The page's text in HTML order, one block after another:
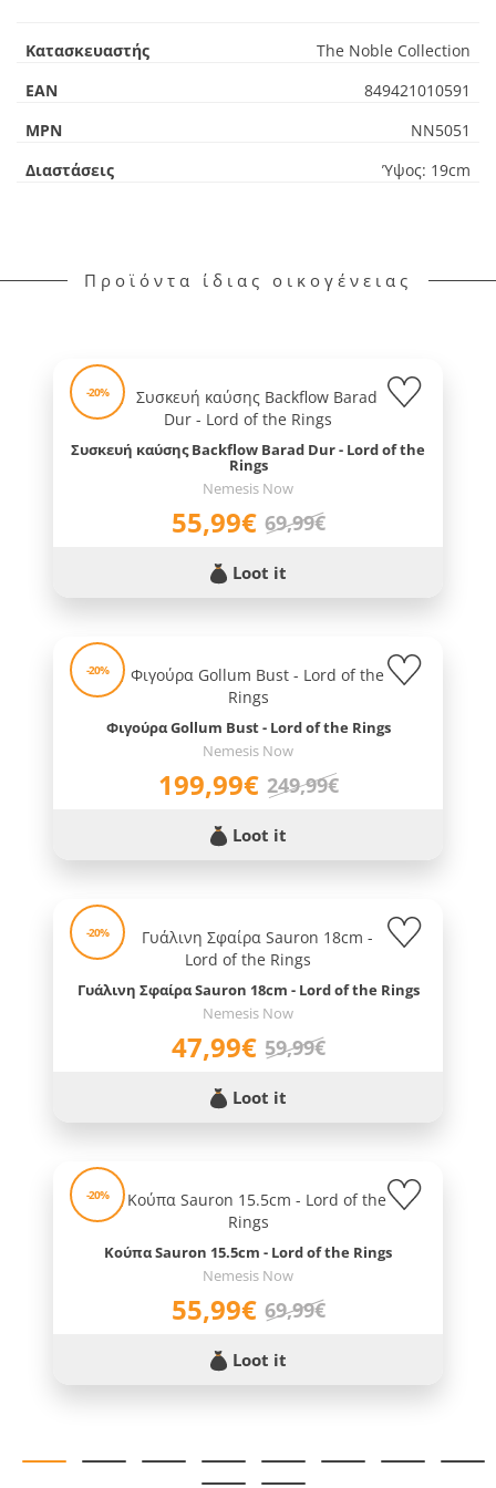
Κατασκευαστής
The Noble Collection
EAN
849421010591
MPN
NN5051
Διαστάσεις
Ύψος: 19cm
Προϊόντα ίδιας οικογένειας
-20%
Συσκευή καύσης Backflow Barad Dur - Lord of the
Rings
Nemesis Now
55,99€ 69,99€
Loot it
-20%
Φιγούρα Gollum Bust - Lord of the Rings
Nemesis Now
199,99€ 249,99€
Loot it
-20%
Γυάλινη Σφαίρα Sauron 18cm - Lord of the Rings
Nemesis Now
47,99€ 59,99€
Loot it
-20%
Κούπα Sauron 15.5cm - Lord of the Rings
Nemesis Now
55,99€ 69,99€
Loot it